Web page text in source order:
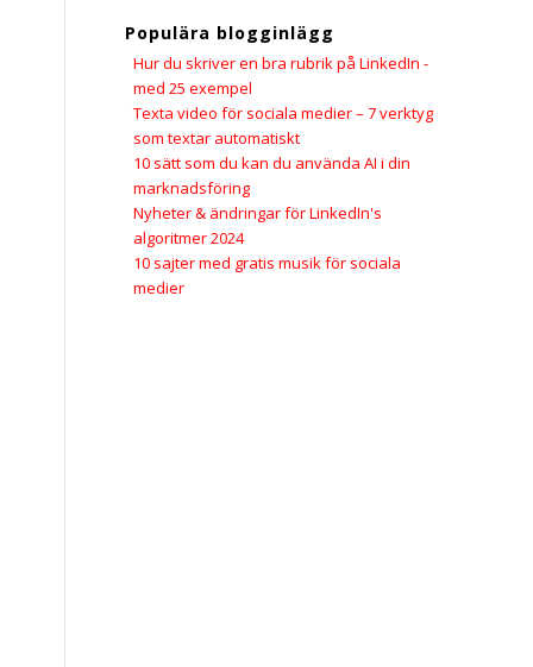
Populära blogginlägg
Hur du skriver en bra rubrik på LinkedIn -
med 25 exempel
Texta video för sociala medier – 7 verktyg
som textar automatiskt
10 sätt som du kan du använda AI i din
marknadsföring
Nyheter & ändringar för LinkedIn's
algoritmer 2024
10 sajter med gratis musik för sociala
medier